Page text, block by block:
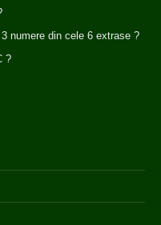
numere din cele 6 extrase ?
?